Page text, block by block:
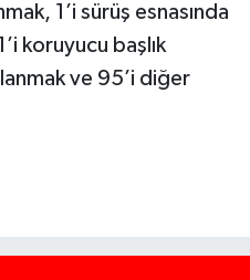
1’i sürüş esnasında
koruyucu başlık
ve 95’i diğer